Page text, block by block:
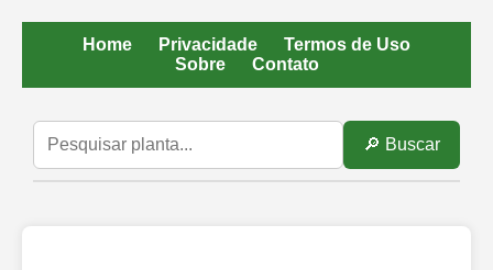
Home Privacidade
Termos de Uso
Sobre
Contato
🔎 Buscar